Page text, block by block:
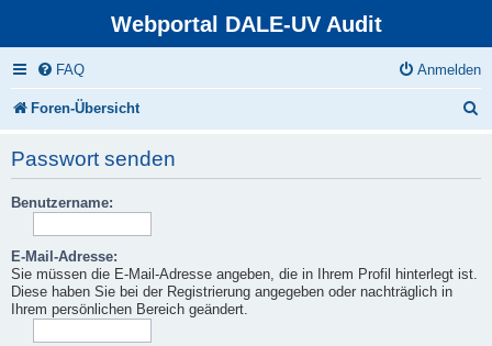
Webportal DALE-UV Audit
FAQ Anmelden
Foren-Übersicht
Passwort senden
Benutzername:
E-Mail-Adresse:
Sie müssen die E-Mail-Adresse angeben, die in Ihrem Profil hinterlegt ist.
Diese haben Sie bei der Registrierung angegeben oder nachträglich in
Ihrem persönlichen Bereich geändert.